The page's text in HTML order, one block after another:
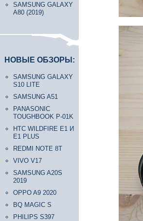
SAMSUNG GALAXY
A80 (2019)
НОВЫЕ ОБЗОРЫ:
SAMSUNG GALAXY
S10 LITE
SAMSUNG A51
PANASONIC
TOUGHBOOK P-01K
HTC WILDFIRE E1 И
E1 PLUS
REDMI NOTE 8T
VIVO V17
SAMSUNG A20S
2019
OPPO A9 2020
BQ MAGIC S
PHILIPS S397